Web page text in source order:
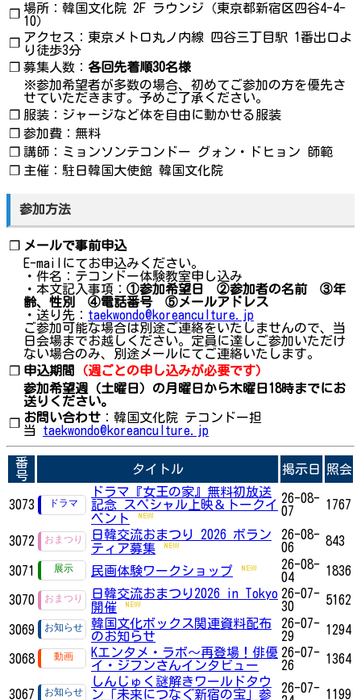
❐ 場所：韓国文化院 2F ラウンジ（東京都新宿区四谷4-4-
10）
❐ アクセス：東京メトロ丸ノ内線 四谷三丁目駅 1番出口よ
り徒歩3分
❐ 募集人数： 各回先着順30名様
※参加希望者が多数の場合、初めてご参加の方を優先さ
せていただきます。予めご了承ください。
❐ 服装：ジャージなど体を自由に動かせる服装
❐ 参加費：無料
❐ 講師：ミョンソンテコンドー グォン・ドヒョン 師範
❐ 主催：駐日韓国大使館 韓国文化院
参加方法
❐ メールで事前申込
E-mailにてお申込みください。
・件名：テコンドー体験教室申し込み
・本文記入事項： ①参加希望日 ②参加者の名前 ③年
齢、性別 ④電話番号 ⑤メールアドレス
・送り先： taekwondo@koreanculture.jp
ご参加可能な場合は別途ご連絡をいたしませんので、当
日会場までお越しください。定員に達しご参加いただけ
ない場合のみ、別途メールにてご連絡いたします。
❐ 申込期間
（週ごとの申し込みが必要です）
参加希望週（土曜日）の月曜日から木曜日18時までにお
送りください。
❐ お問い合わせ ：韓国文化院 テコンドー担
当 taekwondo@koreanculture.jp
番
号
タイトル 掲示日 照会
3073
ドラマ『女王の家』無料初放送
記念 スペシャル上映＆トークイ
ベント
26-08-
07
1767
3072
日韓交流おまつり 2026 ボラン
ティア募集
26-08-
06
843
3071 民画体験ワークショップ
26-08-
04
1836
3070
日韓交流おまつり2026 in Tokyo
開催
26-07-
30
5162
3069
韓国文化ボックス関連資料配布
のお知らせ
26-07-
29
1294
3068
Kエンタメ・ラボ～再登場！俳優
イ・ジフンさんインタビュー
26-07-
26
1364
3067
しんじゅく謎解きワールドタウ
ン「未来につなぐ新宿の宝」参
26-07- 1199